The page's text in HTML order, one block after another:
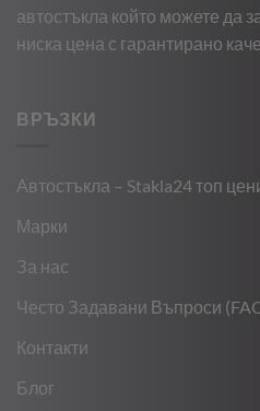
автостъкла който можете да
ниска цена с гарантирано
ВРЪЗКИ
Автостъкла – Stakla24 топ
Марки
За нас
Често Задавани Въпроси
Контакти
Блог